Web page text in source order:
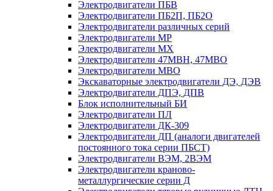
Электродвигатели ПБВ
Электродвигатели ПБ2П, ПБ2О
Электродвигатели различных серий
Электродвигатели МР
Электродвигатели MX
Электродвигатели 47MBH, 47МВО
Электродвигатели MBO
Экскаваторные электродвигатели ДЭ, ДЭВ
Электродвигатели ДПЭ, ДПВ
Блок исполнительный БИ
Электродвигатели ПЛ
Электродвигатели ДК-309
Электродвигатели ДП (аналоги двигателей
постоянного тока серии ПБСТ)
Электродвигатели ВЭМ, 2ВЭМ
Электродвигатели краново-
металлургические серии Д